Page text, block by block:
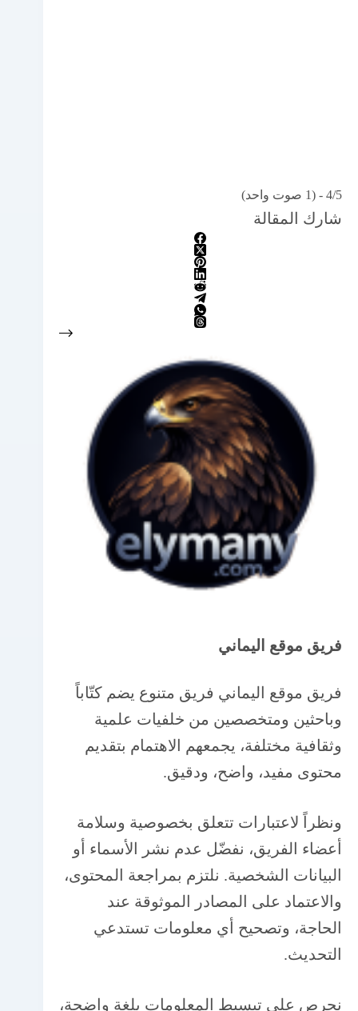
4/5 - (1 صوت واحد)
شارك المقالة
فريق موقع اليماني
فريق موقع اليماني فريق متنوع يضم كتّاباً
وباحثين ومتخصصين من خلفيات علمية
وثقافية مختلفة، يجمعهم الاهتمام بتقديم
محتوى مفيد، واضح، ودقيق.
ونظراً لاعتبارات تتعلق بخصوصية وسلامة
أعضاء الفريق، نفضّل عدم نشر الأسماء أو
البيانات الشخصية. نلتزم بمراجعة المحتوى،
والاعتماد على المصادر الموثوقة عند
الحاجة، وتصحيح أي معلومات تستدعي
التحديث.
نحرص على تبسيط المعلومات بلغة واضحة،